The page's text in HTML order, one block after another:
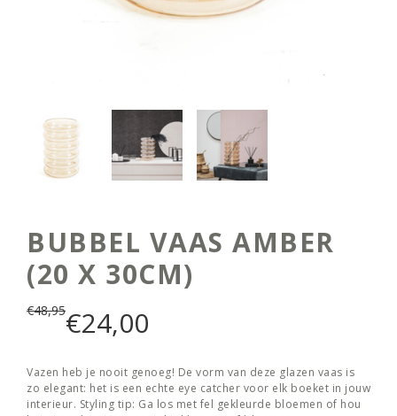
BUBBEL VAAS AMBER
(20 X 30CM)
€48,95€24,00
Vazen heb je nooit genoeg! De vorm van deze glazen vaas is
zo elegant: het is een echte eye catcher voor elk boeket in jouw
interieur. Styling tip: Ga los met fel gekleurde bloemen of hou